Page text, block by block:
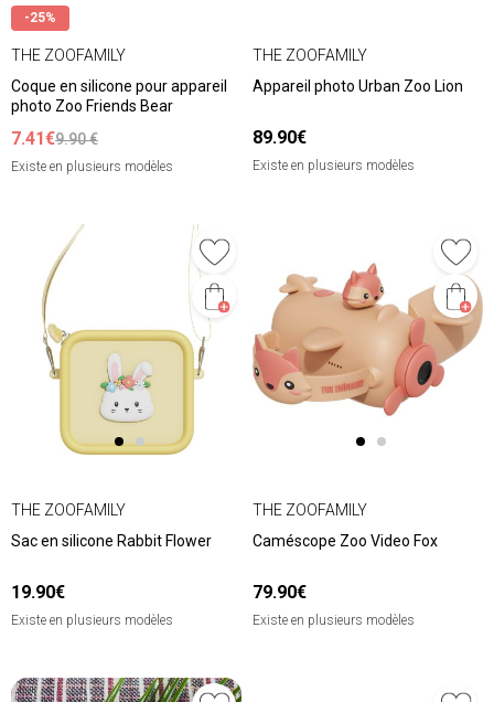
-25%
THE ZOOFAMILY
Coque en silicone pour appareil
photo Zoo Friends Bear
7.41€9.90 €
Existe en plusieurs modèles
THE ZOOFAMILY
Appareil photo Urban Zoo Lion
89.90€
Existe en plusieurs modèles
THE ZOOFAMILY
Sac en silicone Rabbit Flower
19.90€
Existe en plusieurs modèles
THE ZOOFAMILY
Caméscope Zoo Video Fox
79.90€
Existe en plusieurs modèles